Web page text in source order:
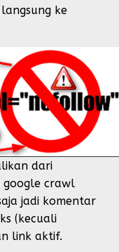
ke
dari
google crawl
jadi komentar
(kecuali
link aktif.